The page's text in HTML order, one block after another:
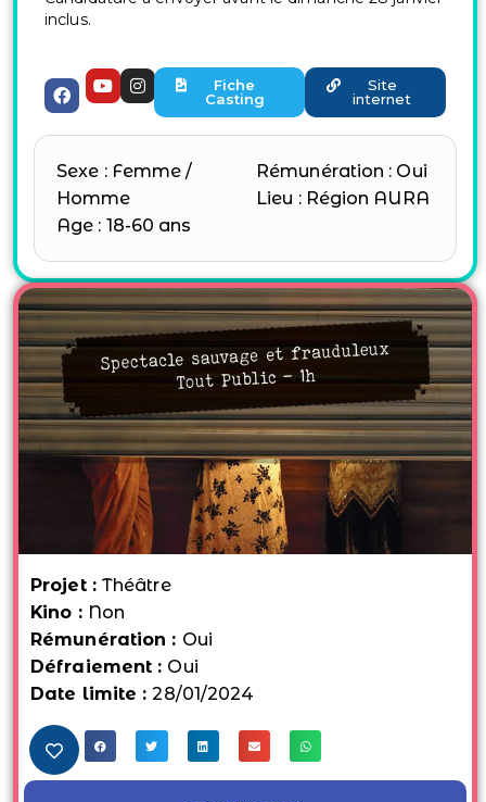
inclus.
Fiche
Casting
Site
internet
Sexe : Femme /
Homme
Age : 18-60 ans
Rémunération : Oui
Lieu : Région AURA
Projet : Théâtre
Kino : Non
Rémunération : Oui
Défraiement : Oui
Date limite :28/01/2024